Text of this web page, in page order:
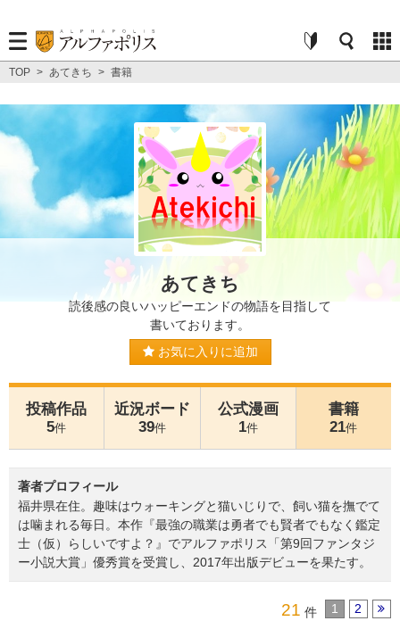
TOP > あてきち > 書籍
あてきち
読後感の良いハッピーエンドの物語を目指して
書いております。
お気に入りに追加
投稿作品
5件
近況ボード
39件
公式漫画
1件
書籍
21件
著者プロフィール
福井県在住。趣味はウォーキングと猫いじりで、飼い猫を撫でて
は噛まれる毎日。本作『最強の職業は勇者でも賢者でもなく鑑定
士（仮）らしいですよ？』でアルファポリス「第9回ファンタジ
ー小説大賞」優秀賞を受賞し、2017年出版デビューを果たす。
21 件 1 2